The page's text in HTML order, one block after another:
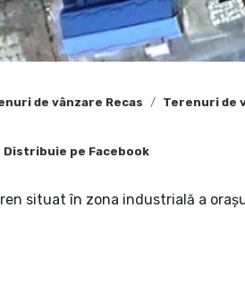
de vânzare Recas Terenuri de
Distribuie pe Facebook
situat în zona industrială a